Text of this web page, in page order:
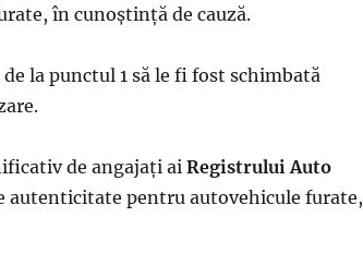
în cunoștință de cauză.
la punctul 1 să le fi fost schimbată
de angajați ai Registrului Auto
autenticitate pentru autovehicule furate,